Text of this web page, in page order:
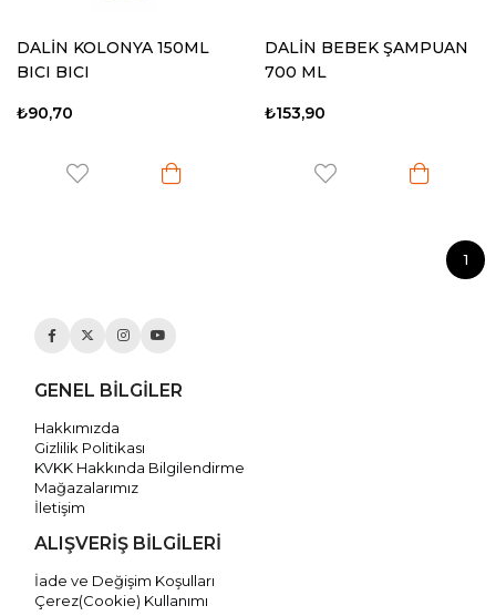
DALİN KOLONYA 150ML
BICI BICI
₺90,70
DALİN BEBEK ŞAMPUAN
700 ML
₺153,90
1
GENEL BİLGİLER
Hakkımızda
Gizlilik Politikası
KVKK Hakkında Bilgilendirme
Mağazalarımız
İletişim
ALIŞVERİŞ BİLGİLERİ
İade ve Değişim Koşulları
Çerez(Cookie) Kullanımı